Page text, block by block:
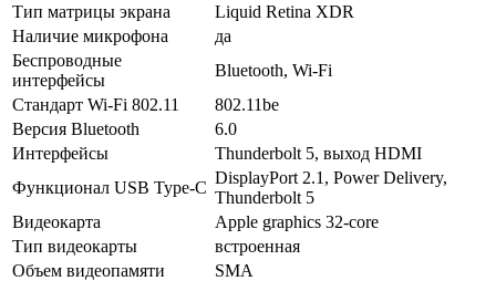
Тип матрицы экрана
Liquid Retina XDR
Наличие микрофона
да
Беспроводные
интерфейсы
Bluetooth, Wi-Fi
Стандарт Wi-Fi 802.11
802.11be
Версия Bluetooth
6.0
Интерфейсы
Thunderbolt 5, выход HDMI
Функционал USB Type-C
DisplayPort 2.1, Power Delivery,
Thunderbolt 5
Видеокарта
Apple graphics 32-core
Тип видеокарты
встроенная
Объем видеопамяти
SMA